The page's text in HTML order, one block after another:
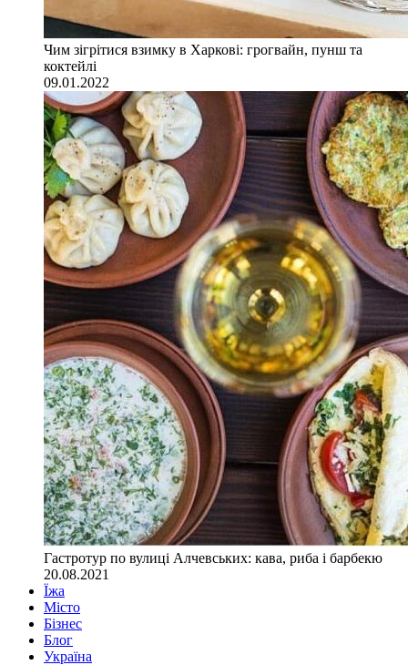
Чим зігрітися взимку в Харкові: грогвайн, пунш та
коктейлі
09.01.2022
Гастротур по вулиці Алчевських: кава, риба і барбекю
20.08.2021
Їжа
Місто
Бізнес
Блог
Україна